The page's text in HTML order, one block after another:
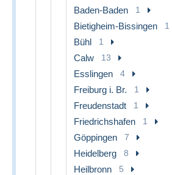
Baden-Baden 1
Bietigheim-Bissingen 1
Bühl 1
Calw 13
Esslingen 4
Freiburg i. Br. 1
Freudenstadt 1
Friedrichshafen 1
Göppingen 7
Heidelberg 8
Heilbronn 5